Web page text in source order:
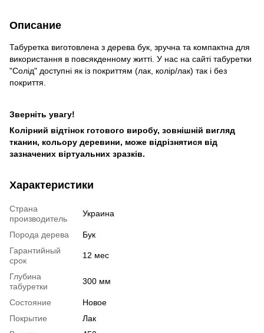
Описание
Табуретка виготовлена з дерева бук, зручна та компактна для
використання в повсякденному житті. У нас на сайті табуретки
"Солід" доступні як із покриттям (лак, колір/лак) так і без
покриття.
Зверніть увагу!
Колірний відтінок готового виробу, зовнішній вигляд
тканин, кольору деревини, може відрізнятися від
зазначених віртуальних зразків.
Характеристики
Страна
производитель
Украина
Порода дерева
Бук
Гарантийный
срок
12 мес
Глубина
табуретки
300 мм
Состояние
Новое
Покрытие
Лак